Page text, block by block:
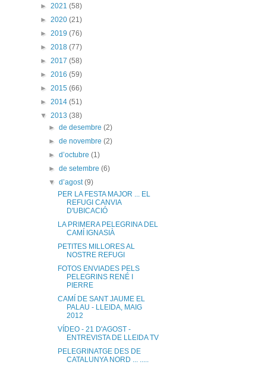
► 2021 (58)
► 2020 (21)
► 2019 (76)
► 2018 (77)
► 2017 (58)
► 2016 (59)
► 2015 (66)
► 2014 (51)
▼ 2013 (38)
►de desembre(2)
►de novembre(2)
►d’octubre(1)
►de setembre(6)
▼d’agost(9)
PER LA FESTA MAJOR ... EL
REFUGI CANVIA
D'UBICACIÓ
LA PRIMERA PELEGRINA DEL
CAMÍ IGNASIÀ
PETITES MILLORES AL
NOSTRE REFUGI
FOTOS ENVIADES PELS
PELEGRINS RENÉ I
PIERRE
CAMÍ DE SANT JAUME EL
PALAU - LLEIDA, MAIG
2012
VÍDEO - 21 D'AGOST -
ENTREVISTA DE LLEIDA TV
PELEGRINATGE DES DE
CATALUNYA NORD ... .....